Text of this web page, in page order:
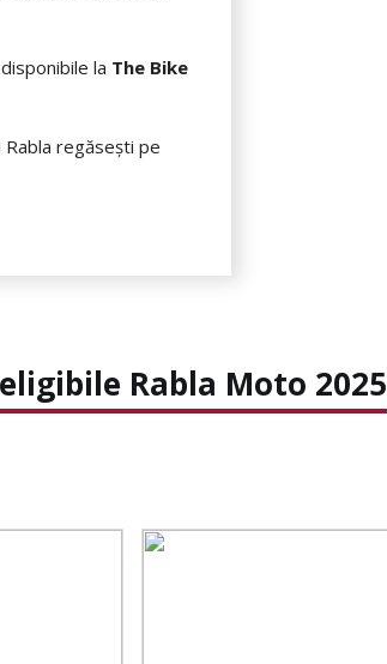
la The Bike
regăsești pe
eligibile Rabla Moto 2025